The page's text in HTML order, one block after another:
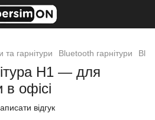
гарнітури Bluetooth гарнітури
H1 — для
в офісі
відгук